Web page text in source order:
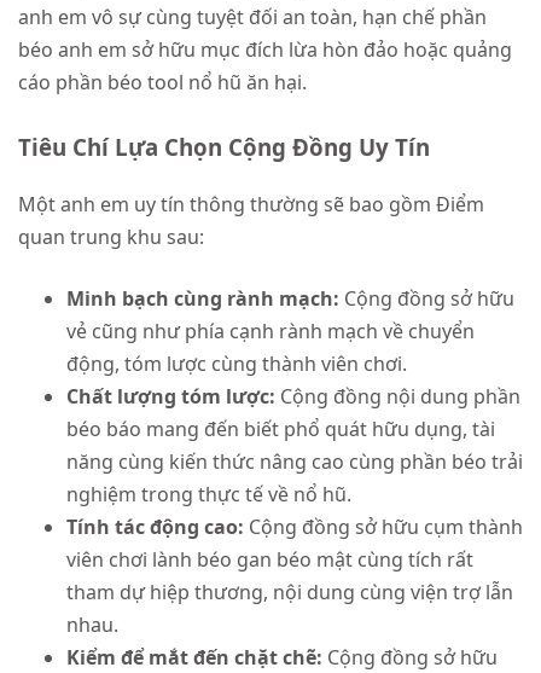
anh em vô sự cùng tuyệt đối an toàn, hạn chế phần
béo anh em sở hữu mục đích lừa hòn đảo hoặc quảng
cáo phần béo tool nổ hũ ăn hại.
Tiêu Chí Lựa Chọn Cộng Đồng Uy Tín
Một anh em uy tín thông thường sẽ bao gồm Điểm
quan trung khu sau:
Minh bạch cùng rành mạch: Cộng đồng sở hữu
vẻ cũng như phía cạnh rành mạch về chuyển
động, tóm lược cùng thành viên chơi.
Chất lượng tóm lược: Cộng đồng nội dung phần
béo báo mang đến biết phổ quát hữu dụng, tài
năng cùng kiến thức nâng cao cùng phần béo trải
nghiệm trong thực tế về nổ hũ.
Tính tác động cao: Cộng đồng sở hữu cụm thành
viên chơi lành béo gan béo mật cùng tích rất
tham dự hiệp thương, nội dung cùng viện trợ lẫn
nhau.
Kiểm để mắt đến chặt chẽ: Cộng đồng sở hữu